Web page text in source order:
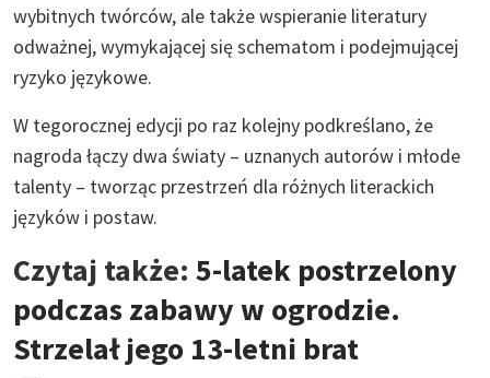
wybitnych twórców, ale także wspieranie literatury
odważnej, wymykającej się schematom i podejmującej
ryzyko językowe.
W tegorocznej edycji po raz kolejny podkreślano, że
nagroda łączy dwa światy – uznanych autorów i młode
talenty – tworząc przestrzeń dla różnych literackich
języków i postaw.
Czytaj także: 5-latek postrzelony
podczas zabawy w ogrodzie.
Strzelał jego 13-letni brat